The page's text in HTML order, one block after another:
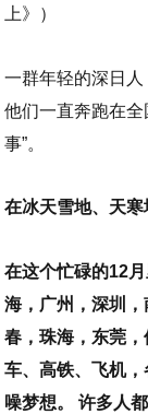
上》）
一群年轻的深日
他们一直奔跑在
事”。
在冰天雪地、天
在这个忙碌的12
海，广州，深圳
春，珠海，东莞
车、高铁、飞机
噪梦想。
许多人